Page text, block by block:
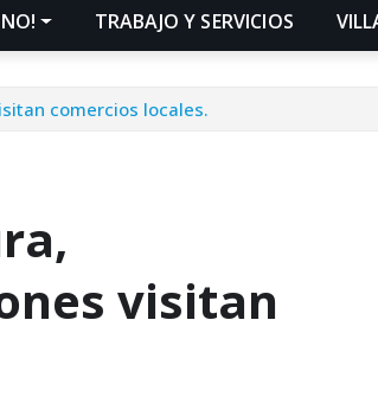
TRABAJO Y SERVICIOS
comercios locales.
visitan